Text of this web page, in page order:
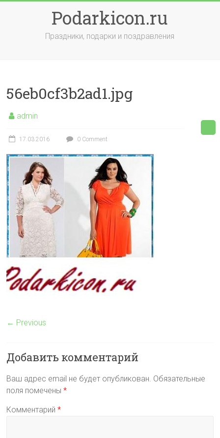
Podarkicon.ru
Праздники, подарки и поздравления
56eb0cf3b2ad1.jpg
admin
17.03.2016 0 Comment
← Previous
Добавить комментарий
Ваш адрес email не будет опубликован. Обязательные
поля помечены*
Комментарий*